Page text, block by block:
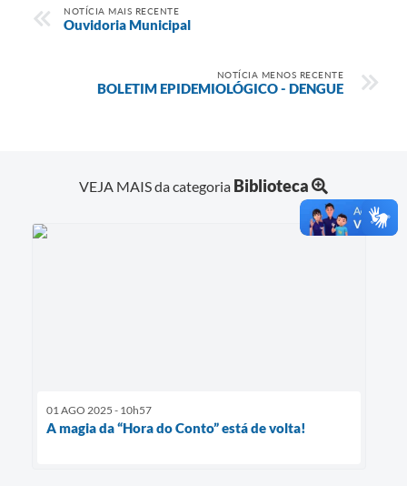
NOTÍCIA MAIS RECENTE
Ouvidoria Municipal
NOTÍCIA MENOS RECENTE
BOLETIM EPIDEMIOLÓGICO - DENGUE
VEJA MAIS da categoria Biblioteca
01 AGO 2025 - 10h57
A magia da “Hora do Conto” está de volta!